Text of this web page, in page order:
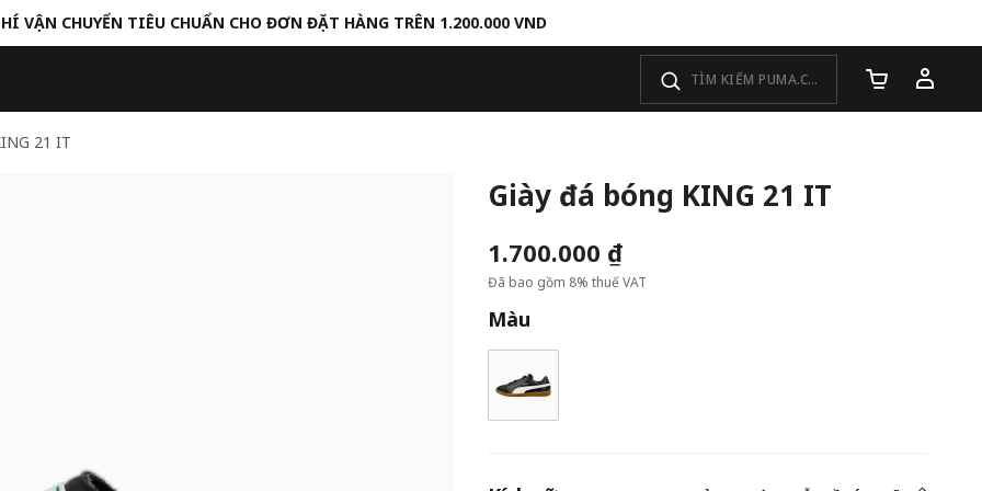
VẬN CHUYỂN TIÊU CHUẨN CHO ĐƠN ĐẶT HÀNG TRÊN 1.200.000 VND
Số lượng giỏ
21 IT
Giày đá bóng KING 21 IT
1.700.000 ₫
Đã bao gồm 8% thuế VAT
Màu